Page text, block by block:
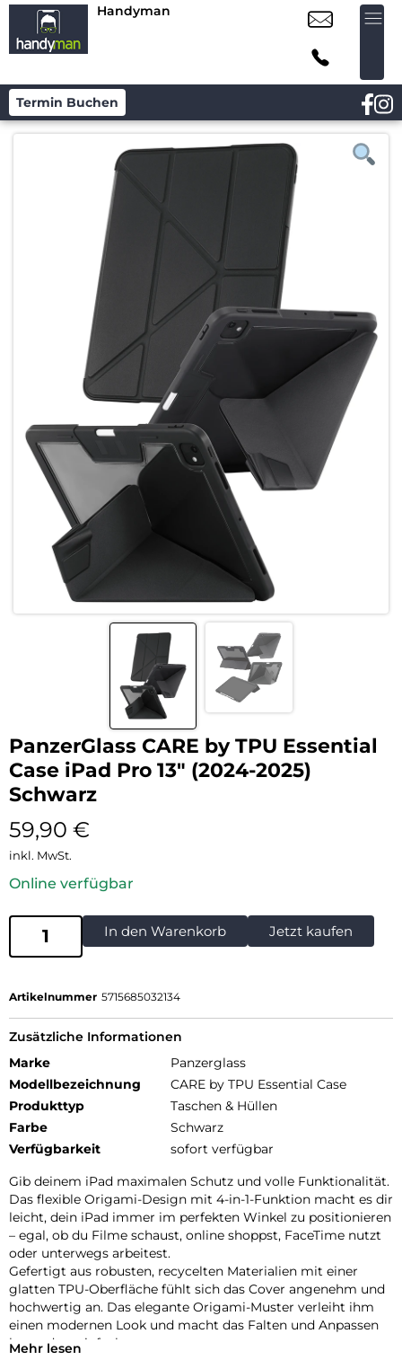
Handyman
Termin Buchen
PanzerGlass CARE by TPU Essential
Case iPad Pro 13″ (2024-2025)
Schwarz
59,90 €
inkl. MwSt.
Online verfügbar
In den Warenkorb Jetzt kaufen
Artikelnummer 5715685032134
Zusätzliche Informationen
Marke
Panzerglass
Modellbezeichnung
CARE by TPU Essential Case
Produkttyp
Taschen & Hüllen
Farbe
Schwarz
Verfügbarkeit
sofort verfügbar
Gib deinem iPad maximalen Schutz und volle Funktionalität.
Das flexible Origami-Design mit 4-in-1-Funktion macht es dir
leicht, dein iPad immer im perfekten Winkel zu positionieren
– egal, ob du Filme schaust, online shoppst, FaceTime nutzt
oder unterwegs arbeitest.
Gefertigt aus robusten, recycelten Materialien mit einer
glatten TPU-Oberfläche fühlt sich das Cover angenehm und
hochwertig an. Das elegante Origami-Muster verleiht ihm
einen modernen Look und macht das Falten und Anpassen
besonders einfach.
Mehr lesen